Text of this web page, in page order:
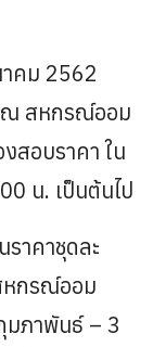
คม 2562
ณ สหกรณ์ออม
สอบราคา ใน
น. เป็นต้นไป
ราคาชุดละ
หกรณ์ออม
มภาพันธ์ – 3